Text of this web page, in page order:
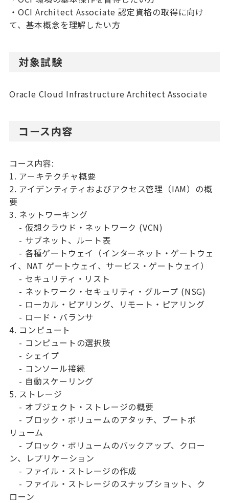
・OCI Architect Associate 認定資格の取得に向け
て、基本概念を理解したい方
対象試験
Oracle Cloud Infrastructure Architect Associate
コース内容
コース内容:
1. アーキテクチャ概要
2. アイデンティティおよびアクセス管理（IAM）の概
要
3. ネットワーキング
- 仮想クラウド・ネットワーク (VCN)
- サブネット、ルート表
- 各種ゲートウェイ（インターネット・ゲートウェ
イ、NAT ゲートウェイ、サービス・ゲートウェイ）
- セキュリティ・リスト
- ネットワーク・セキュリティ・グループ (NSG)
- ローカル・ピアリング、リモート・ピアリング
- ロード・バランサ
4. コンピュート
- コンピュートの選択肢
- シェイプ
- コンソール接続
- 自動スケーリング
5. ストレージ
- オブジェクト・ストレージの概要
- ブロック・ボリュームのアタッチ、ブートボ
リューム
- ブロック・ボリュームのバックアップ、クロー
ン、レプリケーション
- ファイル・ストレージの作成
- ファイル・ストレージのスナップショット、ク
ローン